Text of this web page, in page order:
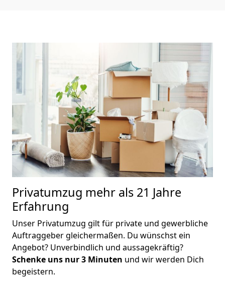
Privatumzug mehr als 21 Jahre
Erfahrung
Unser Privatumzug gilt für private und gewerbliche
Auftraggeber gleichermaßen. Du wünschst ein
Angebot? Unverbindlich und aussagekräftig?
Schenke uns nur 3 Minuten und wir werden Dich
begeistern.